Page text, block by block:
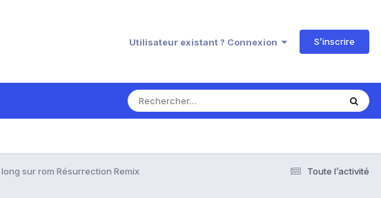
Utilisateur existant ? Connexion S’inscrire
Toute l’activité
sur rom Résurrection Remix